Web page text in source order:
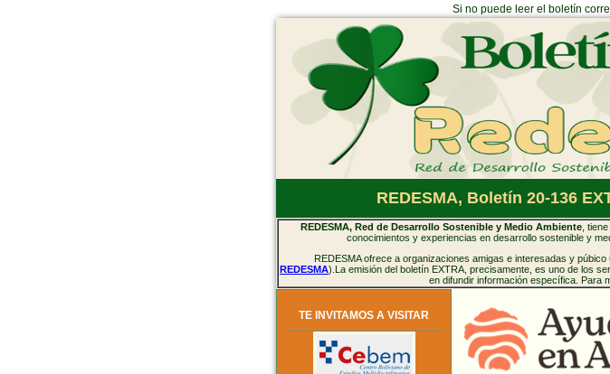
Si no puede leer el boletín
REDESMA, Boletín 20-136
REDESMA, Red de Desarrollo Sostenible y Medio Ambiente ,
conocimientos y experiencias en desarrollo sostenible y
REDESMA ofrece a organizaciones amigas e interesadas y
REDESMA).La emisión del boletín EXTRA, precisamente, es uno de los
en difundir información específica. Para
TE INVITAMOS A VISITAR